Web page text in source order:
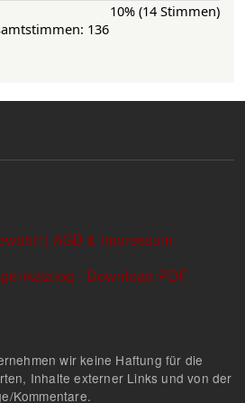
10% (14 Stimmen)
136
| AGB & Impressum
- Download PDF
wir keine Haftung für die
Inhalte externer Links und von der
Kommentare.